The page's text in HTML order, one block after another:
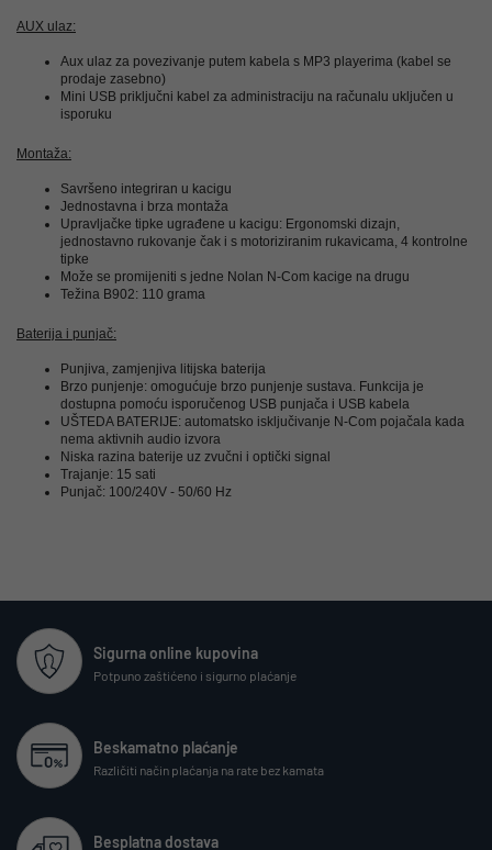
AUX ulaz:
Aux ulaz za povezivanje putem kabela s MP3 playerima (kabel se
prodaje zasebno)
Mini USB priključni kabel za administraciju na računalu uključen u
isporuku
Montaža:
Savršeno integriran u kacigu
Jednostavna i brza montaža
Upravljačke tipke ugrađene u kacigu: Ergonomski dizajn,
jednostavno rukovanje čak i s motoriziranim rukavicama, 4 kontrolne
tipke
Može se promijeniti s jedne Nolan N-Com kacige na drugu
Težina B902: 110 grama
Baterija i punjač:
Punjiva, zamjenjiva litijska baterija
Brzo punjenje: omogućuje brzo punjenje sustava. Funkcija je
dostupna pomoću isporučenog USB punjača i USB kabela
UŠTEDA BATERIJE: automatsko isključivanje N-Com pojačala kada
nema aktivnih audio izvora
Niska razina baterije uz zvučni i optički signal
Trajanje: 15 sati
Punjač: 100/240V - 50/60 Hz
Sigurna online kupovina
Potpuno zaštićeno i sigurno plaćanje
Beskamatno plaćanje
Različiti način plaćanja na rate bez kamata
Besplatna dostava